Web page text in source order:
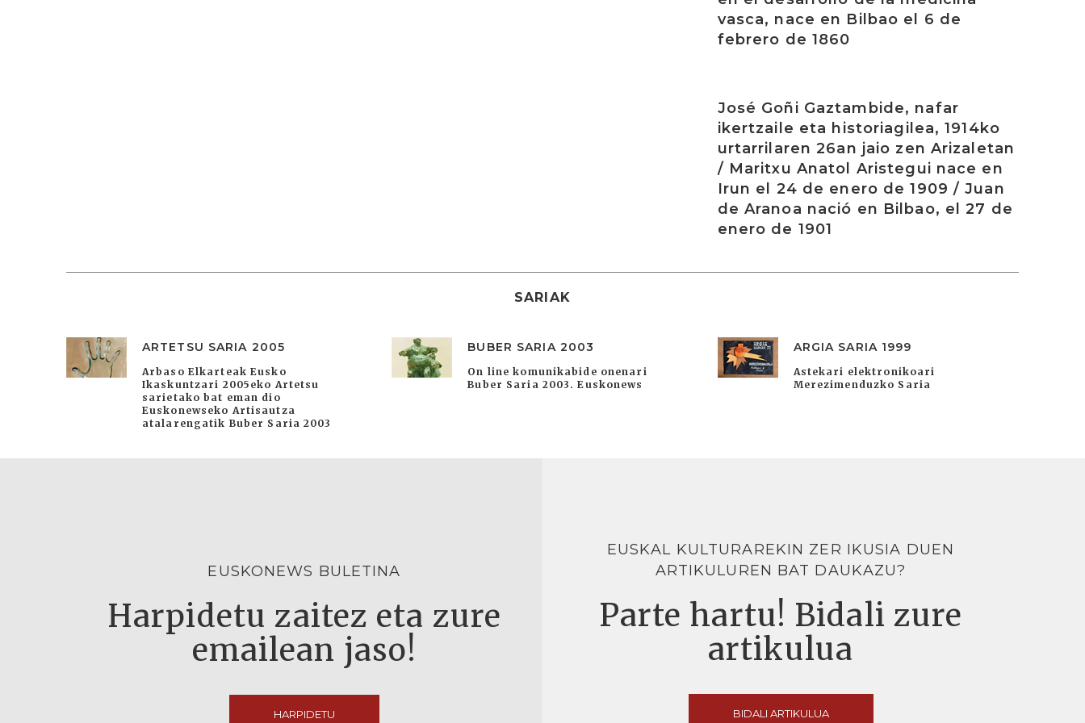
vasca, nace en Bilbao el 6 de
febrero de 1860
José Goñi Gaztambide, nafar
ikertzaile eta historiagilea, 1914ko
urtarrilaren 26an jaio zen Arizaletan
/ Maritxu Anatol Aristegui nace en
Irun el 24 de enero de 1909 / Juan
de Aranoa nació en Bilbao, el 27 de
enero de 1901
SARIAK
ARTETSU SARIA 2005
Arbaso Elkarteak Eusko
Ikaskuntzari 2005eko Artetsu
sarietako bat eman dio
Euskonewseko Artisautza
atalarengatik Buber Saria 2003
BUBER SARIA 2003
On line komunikabide onenari
Buber Saria 2003. Euskonews
ARGIA SARIA 1999
Astekari elektronikoari
Merezimenduzko Saria
EUSKONEWS BULETINA
Harpidetu zaitez eta zure
emailean jaso!
HARPIDETU
EUSKAL KULTURAREKIN ZER IKUSIA DUEN
ARTIKULUREN BAT DAUKAZU?
Parte hartu! Bidali zure
artikulua
BIDALI ARTIKULUA